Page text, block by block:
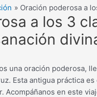
Oración poderosa a
a los 3
una oración poderosa,
Esta antigua práctica
Acompáñanos en este